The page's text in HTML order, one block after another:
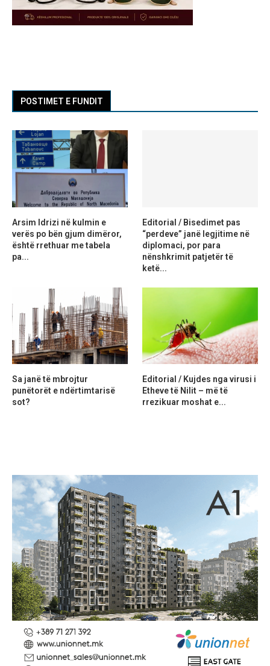
POSTIMET E FUNDIT
Arsim Idrizi në kulmin e
verës po bën gjum dimëror,
është rrethuar me tabela
pa...
Editorial / Bisedimet pas
“perdeve” janë legjitime në
diplomaci, por para
nënshkrimit patjetër të
ketë...
Sa janë të mbrojtur
punëtorët e ndërtimtarisë
sot?
Editorial / Kujdes nga virusi i
Etheve të Nilit – më të
rrezikuar moshat e...